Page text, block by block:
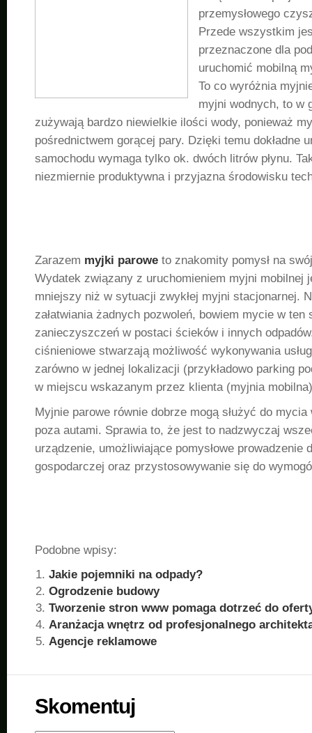
przemysłowego
Przede wszystkim
przeznaczone dla
uruchomić mobilną
To co wyróżnia
myjni wodnych, to w
zużywają bardzo niewielkie ilości wody, ponieważ
pośrednictwem gorącej pary. Dzięki temu dokładne
samochodu wymaga tylko ok. dwóch litrów płynu.
niezmiernie produktywna i przyjazna środowisku
Zarazem myjki parowe to znakomity pomysł na
Wydatek związany z uruchomieniem myjni mobilnej
mniejszy niż w sytuacji zwykłej myjni stacjonarnej.
załatwiania żadnych pozwoleń, bowiem mycie w ten
zanieczyszczeń w postaci ścieków i innych
ciśnieniowe stwarzają możliwość wykonywania
zarówno w jednej lokalizacji (przykładowo parking
w miejscu wskazanym przez klienta (myjnia
Myjnie parowe równie dobrze mogą służyć do
poza autami. Sprawia to, że jest to nadzwyczaj
urządzenie, umożliwiające pomysłowe prowadzenie
gospodarczej oraz przystosowywanie się do
Podobne wpisy:
Jakie pojemniki na odpady?
Ogrodzenie budowy
Tworzenie stron www pomaga dotrzeć do
Aranżacja wnętrz od profesjonalnego
Agencje reklamowe
Skomentuj